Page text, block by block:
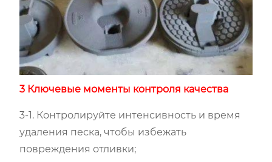
3 Ключевые моменты контроля качества
3-1. Контролируйте интенсивность и время
удаления песка, чтобы избежать
повреждения отливки;